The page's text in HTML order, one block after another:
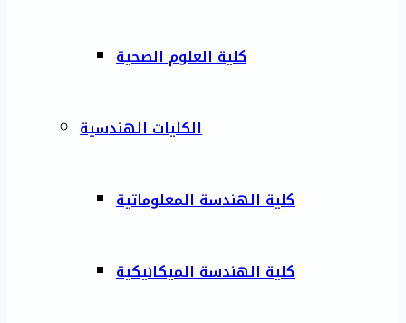
كلية العلوم الصحية
الكليات الهندسية
كلية الهندسة المعلوماتية
كلية الهندسة الميكانيكية